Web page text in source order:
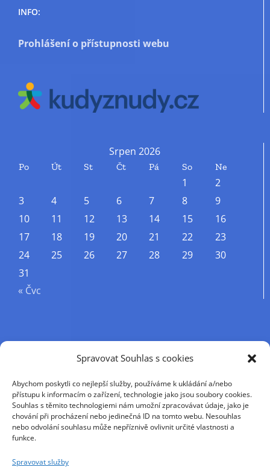
Spravovat Souhlas s cookies
Abychom poskytli co nejlepší služby, používáme k ukládání a/nebo
přístupu k informacím o zařízení, technologie jako jsou soubory cookies.
Souhlas s těmito technologiemi nám umožní zpracovávat údaje, jako je
chování při procházení nebo jedinečná ID na tomto webu. Nesouhlas
nebo odvolání souhlasu může nepříznivě ovlivnit určité vlastnosti a
funkce.
Spravovat služby
INFO:
Prohlášení o přístupnosti webu
Srpen 2026
Po Út St Čt Pá So Ne
1
2
3
4 5 6 7 8
9
10
11 12 13 14 15
16
17
18 19 20 21 22
23
24
25 26 27 28 29
30
31
« Čvc
Příjmení
Křestní jméno
E-mail